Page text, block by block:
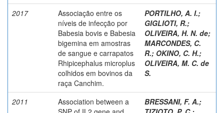
2017
Associação entre os
níveis de infecção por
Babesia bovis e Babesia
bigemina em amostras
de sangue e carrapatos
Rhipicephalus microplus
colhidos em bovinos da
raça Canchim.
PORTILHO, A. I.;
GIGLIOTI, R.;
OLIVEIRA, H. N. de;
MARCONDES, C.
R.; OKINO, C. H.;
OLIVEIRA, M. C. de
S.
2011
Association between a
BRESSANI, F. A.;